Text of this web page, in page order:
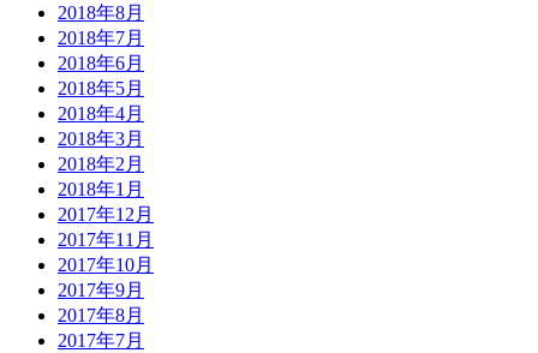
2018年8月
2018年7月
2018年6月
2018年5月
2018年4月
2018年3月
2018年2月
2018年1月
2017年12月
2017年11月
2017年10月
2017年9月
2017年8月
2017年7月